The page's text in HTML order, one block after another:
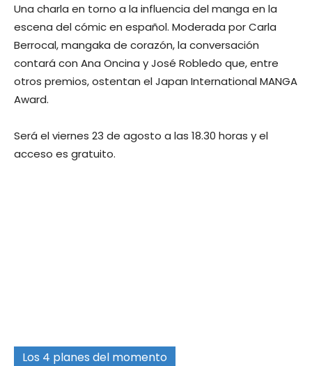
Una charla en torno a la influencia del manga en la
escena del cómic en español. Moderada por Carla
Berrocal, mangaka de corazón, la conversación
contará con Ana Oncina y José Robledo que, entre
otros premios, ostentan el Japan International MANGA
Award.
Será el viernes 23 de agosto a las 18.30 horas y el
acceso es gratuito.
Los 4 planes del momento